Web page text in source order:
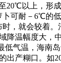
以上，形
可耐－6℃
就会较着
温幅度大
气温，海南
产糊口。